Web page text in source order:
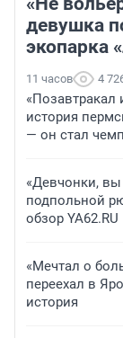
девушка
экопарка
11 часов 4
история
— он стал
«Девчонки, вы
подпольной
обзор YA62.RU
«Мечтал о
переехал в
история